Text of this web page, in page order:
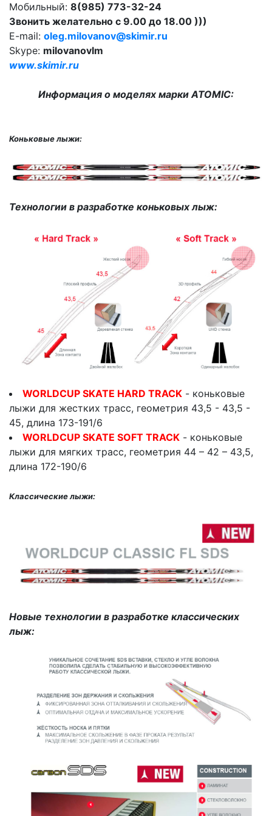
Мобильный: 8(985) 773-32-24
Звонить желательно с 9.00 до 18.00 )))
E-mail: oleg.milovanov@skimir.ru
Skype: milovanovlm
www.skimir.ru
Информация о моделях марки ATOMIC:
Коньковые лыжи:
Технологии в разработке коньковых лыж:
WORLDCUP SKATE HARD TRACK - коньковые
лыжи для жестких трасс, геометрия 43,5 - 43,5 -
45, длина 173-191/6
WORLDCUP SKATE SOFT TRACK - коньковые
лыжи для мягких трасс, геометрия 44 – 42 – 43,5,
длина 172-190/6
Классические лыжи:
Новые технологии в разработке классических
лыж: